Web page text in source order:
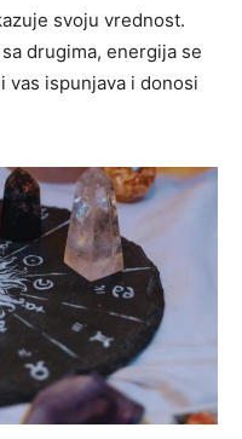
svoju vrednost.
drugima, energija se
vas ispunjava i donosi